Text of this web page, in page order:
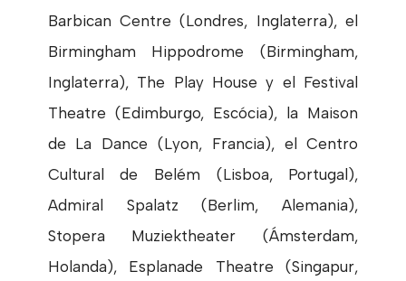
Barbican Centre (Londres, Inglaterra), el
Birmingham Hippodrome (Birmingham,
Inglaterra), The Play House y el Festival
Theatre (Edimburgo, Escócia), la Maison
de La Dance (Lyon, Francia), el Centro
Cultural de Belém (Lisboa, Portugal),
Admiral Spalatz (Berlim, Alemania),
Stopera Muziektheater (Ámsterdam,
Holanda), Esplanade Theatre (Singapur,